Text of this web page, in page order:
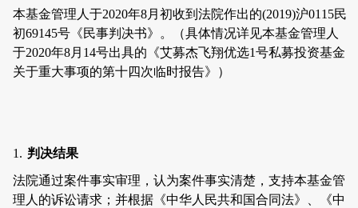
本基金管理人 于2020年8月初收到法院作出的(2019)沪0115民
初69145号《民事判决书》。（具体情况详见本基金管理人
于2020年8月 14号出具的《艾募杰飞翔优选1号私募投资基金
关于重大事项的第十四次临时报告》）
1. 判决结果
法院通过案件事实审理，认为案件事实清楚，支持本基金管
理人 的诉讼请求；并根据《中华人民共和国合同法》、《中